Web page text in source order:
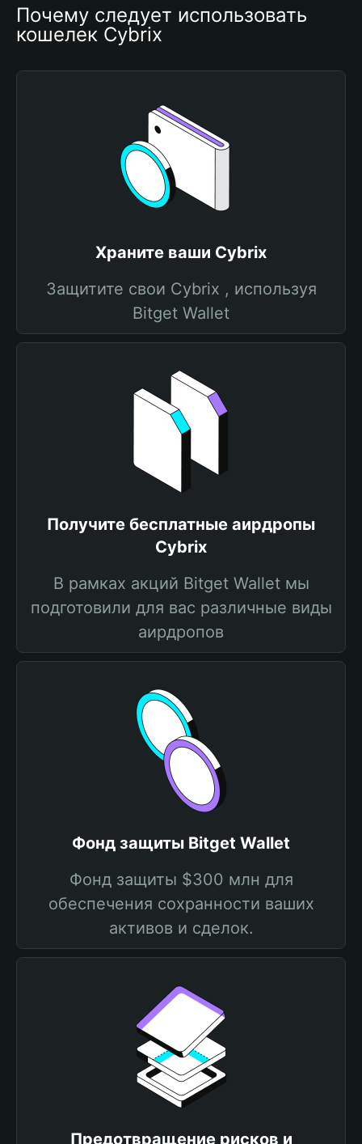
Почему следует использовать
кошелек Cybrix
Храните ваши Cybrix
Защитите свои Cybrix , используя
Bitget Wallet
Получите бесплатные аирдропы
Cybrix
В рамках акций Bitget Wallet мы
подготовили для вас различные виды
аирдропов
Фонд защиты Bitget Wallet
Фонд защиты $300 млн для
обеспечения сохранности ваших
активов и сделок.
Предотвращение рисков и